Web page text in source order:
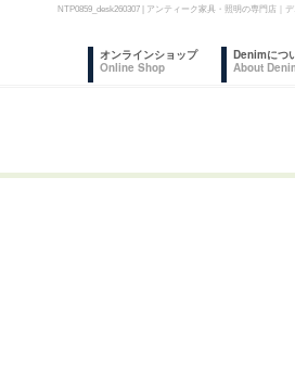
NTP0859_desk260307 | アンティーク家具・照明の専門店
オンラインショップ
Online Shop
Denimにつ
About